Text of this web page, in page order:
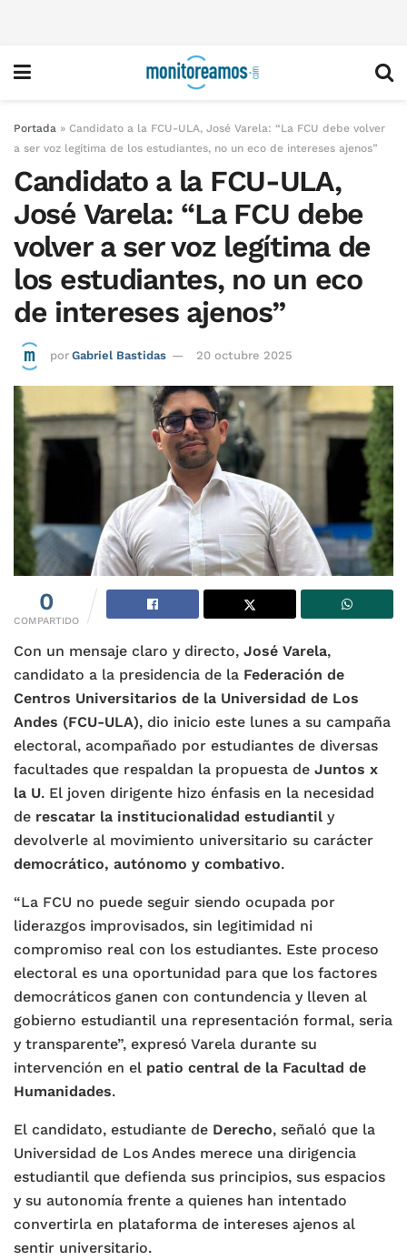
Portada » Candidato a la FCU-ULA, José Varela: “La FCU debe volver
a ser voz legítima de los estudiantes, no un eco de intereses ajenos”
Candidato a la FCU-ULA,
José Varela: “La FCU debe
volver a ser voz legítima de
los estudiantes, no un eco
de intereses ajenos”
por Gabriel Bastidas 20 octubre 2025
0
COMPARTIDO
Con un mensaje claro y directo, José Varela,
candidato a la presidencia de la Federación de
Centros Universitarios de la Universidad de Los
Andes (FCU-ULA), dio inicio este lunes a su campaña
electoral, acompañado por estudiantes de diversas
facultades que respaldan la propuesta de Juntos x
la U. El joven dirigente hizo énfasis en la necesidad
de rescatar la institucionalidad estudiantil y
devolverle al movimiento universitario su carácter
democrático, autónomo y combativo.
“La FCU no puede seguir siendo ocupada por
liderazgos improvisados, sin legitimidad ni
compromiso real con los estudiantes. Este proceso
electoral es una oportunidad para que los factores
democráticos ganen con contundencia y lleven al
gobierno estudiantil una representación formal, seria
y transparente”, expresó Varela durante su
intervención en el patio central de la Facultad de
Humanidades.
El candidato, estudiante de Derecho, señaló que la
Universidad de Los Andes merece una dirigencia
estudiantil que defienda sus principios, sus espacios
y su autonomía frente a quienes han intentado
convertirla en plataforma de intereses ajenos al
sentir universitario.